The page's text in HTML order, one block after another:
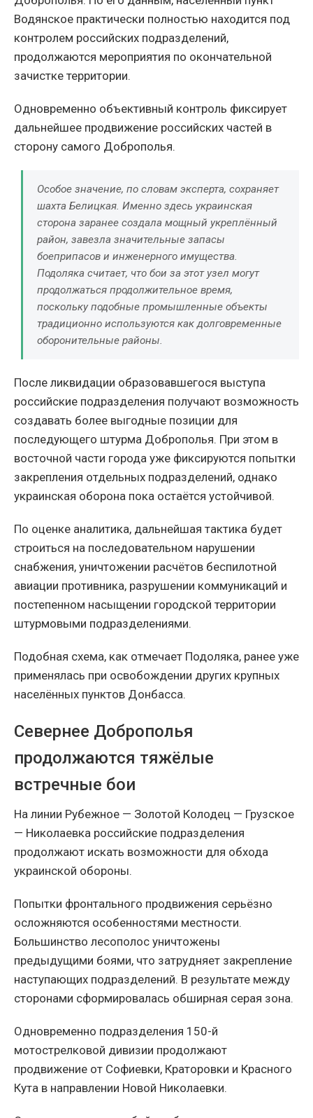
Водянское практически полностью находится под
контролем российских подразделений,
продолжаются мероприятия по окончательной
зачистке территории.
Одновременно объективный контроль фиксирует
дальнейшее продвижение российских частей в
сторону самого Доброполья.
Особое значение, по словам эксперта, сохраняет
шахта Белицкая. Именно здесь украинская
сторона заранее создала мощный укреплённый
район, завезла значительные запасы
боеприпасов и инженерного имущества.
Подоляка считает, что бои за этот узел могут
продолжаться продолжительное время,
поскольку подобные промышленные объекты
традиционно используются как долговременные
оборонительные районы.
После ликвидации образовавшегося выступа
российские подразделения получают возможность
создавать более выгодные позиции для
последующего штурма Доброполья. При этом в
восточной части города уже фиксируются попытки
закрепления отдельных подразделений, однако
украинская оборона пока остаётся устойчивой.
По оценке аналитика, дальнейшая тактика будет
строиться на последовательном нарушении
снабжения, уничтожении расчётов беспилотной
авиации противника, разрушении коммуникаций и
постепенном насыщении городской территории
штурмовыми подразделениями.
Подобная схема, как отмечает Подоляка, ранее уже
применялась при освобождении других крупных
населённых пунктов Донбасса.
Севернее Доброполья
продолжаются тяжёлые
встречные бои
На линии Рубежное — Золотой Колодец — Грузское
— Николаевка российские подразделения
продолжают искать возможности для обхода
украинской обороны.
Попытки фронтального продвижения серьёзно
осложняются особенностями местности.
Большинство лесополос уничтожены
предыдущими боями, что затрудняет закрепление
наступающих подразделений. В результате между
сторонами сформировалась обширная серая зона.
Одновременно подразделения 150-й
мотострелковой дивизии продолжают
продвижение от Софиевки, Краторовки и Красного
Кута в направлении Новой Николаевки.